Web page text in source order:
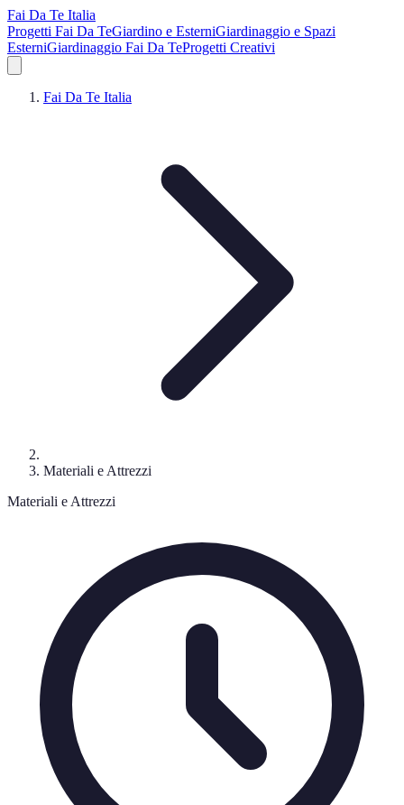
Fai Da Te Italia
Progetti Fai Da TeGiardino e EsterniGiardinaggio e Spazi
EsterniGiardinaggio Fai Da TeProgetti Creativi
Fai Da Te Italia
Materiali e Attrezzi
Materiali e Attrezzi